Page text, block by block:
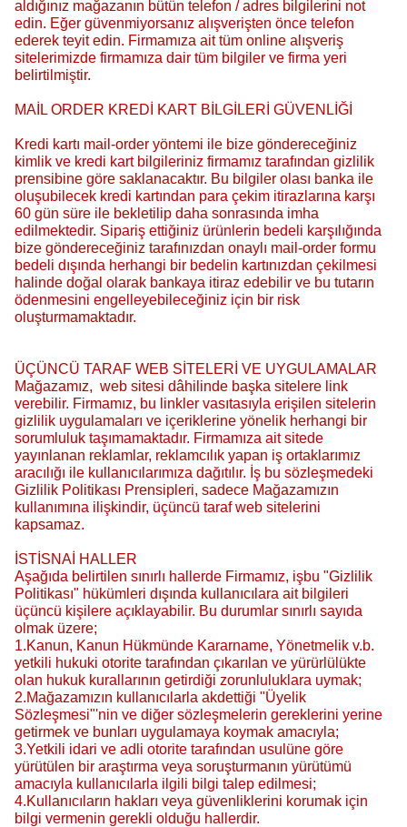
aldığınız mağazanın bütün telefon / adres bilgilerini not
edin. Eğer güvenmiyorsanız alışverişten önce telefon
ederek teyit edin. Firmamıza ait tüm online alışveriş
sitelerimizde firmamıza dair tüm bilgiler ve firma yeri
belirtilmiştir.
MAİL ORDER KREDİ KART BİLGİLERİ GÜVENLİĞİ
Kredi kartı mail-order yöntemi ile bize göndereceğiniz
kimlik ve kredi kart bilgileriniz firmamız tarafından gizlilik
prensibine göre saklanacaktır. Bu bilgiler olası banka ile
oluşubilecek kredi kartından para çekim itirazlarına karşı
60 gün süre ile bekletilip daha sonrasında imha
edilmektedir. Sipariş ettiğiniz ürünlerin bedeli karşılığında
bize göndereceğiniz tarafınızdan onaylı mail-order formu
bedeli dışında herhangi bir bedelin kartınızdan çekilmesi
halinde doğal olarak bankaya itiraz edebilir ve bu tutarın
ödenmesini engelleyebileceğiniz için bir risk
oluşturmamaktadır.
ÜÇÜNCÜ TARAF WEB SİTELERİ VE UYGULAMALAR
Mağazamız, web sitesi dâhilinde başka sitelere link
verebilir. Firmamız, bu linkler vasıtasıyla erişilen sitelerin
gizlilik uygulamaları ve içeriklerine yönelik herhangi bir
sorumluluk taşımamaktadır. Firmamıza ait sitede
yayınlanan reklamlar, reklamcılık yapan iş ortaklarımız
aracılığı ile kullanıcılarımıza dağıtılır. İş bu sözleşmedeki
Gizlilik Politikası Prensipleri, sadece Mağazamızın
kullanımına ilişkindir, üçüncü taraf web sitelerini
kapsamaz.
İSTİSNAİ HALLER
Aşağıda belirtilen sınırlı hallerde Firmamız, işbu "Gizlilik
Politikası" hükümleri dışında kullanıcılara ait bilgileri
üçüncü kişilere açıklayabilir. Bu durumlar sınırlı sayıda
olmak üzere;
1.Kanun, Kanun Hükmünde Kararname, Yönetmelik v.b.
yetkili hukuki otorite tarafından çıkarılan ve yürürlülükte
olan hukuk kurallarının getirdiği zorunluluklara uymak;
2.Mağazamızın kullanıcılarla akdettiği "Üyelik
Sözleşmesi"'nin ve diğer sözleşmelerin gereklerini yerine
getirmek ve bunları uygulamaya koymak amacıyla;
3.Yetkili idari ve adli otorite tarafından usulüne göre
yürütülen bir araştırma veya soruşturmanın yürütümü
amacıyla kullanıcılarla ilgili bilgi talep edilmesi;
4.Kullanıcıların hakları veya güvenliklerini korumak için
bilgi vermenin gerekli olduğu hallerdir.